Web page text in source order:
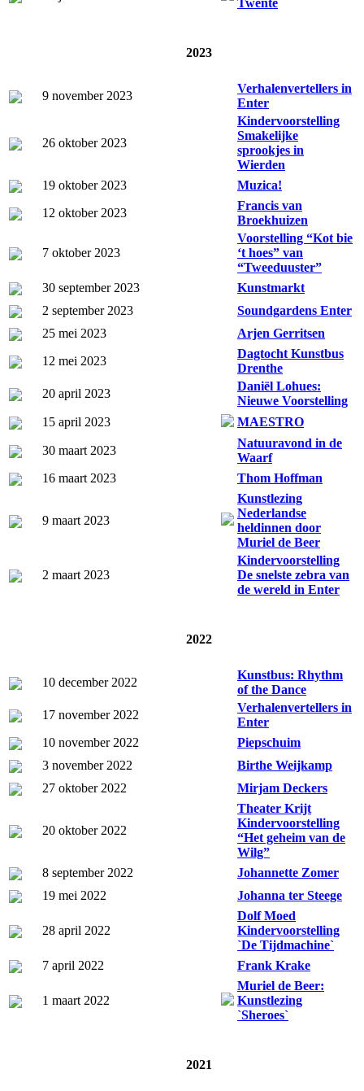
2023
9 november 2023
Verhalenvertellers in
Enter
26 oktober 2023
Kindervoorstelling
Smakelijke
sprookjes in
Wierden
19 oktober 2023
Muzica!
12 oktober 2023
Francis van
Broekhuizen
7 oktober 2023
Voorstelling “Kot bie
‘t hoes” van
“Tweeduuster”
30 september 2023
Kunstmarkt
2 september 2023
Soundgardens Enter
25 mei 2023
Arjen Gerritsen
12 mei 2023
Dagtocht Kunstbus
Drenthe
20 april 2023
Daniël Lohues:
Nieuwe Voorstelling
15 april 2023
MAESTRO
30 maart 2023
Natuuravond in de
Waarf
16 maart 2023
Thom Hoffman
9 maart 2023
Kunstlezing
Nederlandse
heldinnen door
Muriel de Beer
2 maart 2023
Kindervoorstelling
De snelste zebra van
de wereld in Enter
2022
10 december 2022
Kunstbus: Rhythm
of the Dance
17 november 2022
Verhalenvertellers in
Enter
10 november 2022
Piepschuim
3 november 2022
Birthe Weijkamp
27 oktober 2022
Mirjam Deckers
20 oktober 2022
Theater Krijt
Kindervoorstelling
“Het geheim van de
Wilg”
8 september 2022
Johannette Zomer
19 mei 2022
Johanna ter Steege
28 april 2022
Dolf Moed
Kindervoorstelling
`De Tijdmachine`
7 april 2022
Frank Krake
1 maart 2022
Muriel de Beer:
Kunstlezing
`Sheroes`
2021